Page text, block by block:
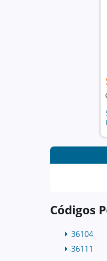
Códigos
36104
36111